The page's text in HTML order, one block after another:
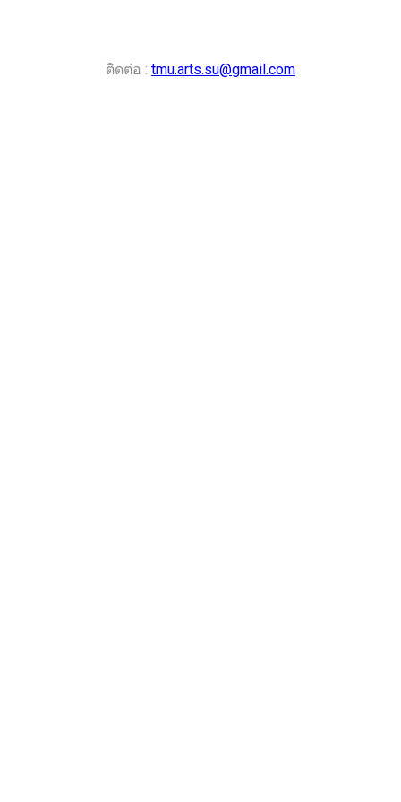
ติดต่อ : tmu.arts.su@gmail.com